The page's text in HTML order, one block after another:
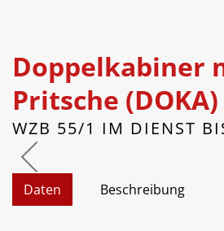
Doppelkabiner
Pritsche (DOKA)
WZB 55/1 IM DIENST
Daten Beschreibung